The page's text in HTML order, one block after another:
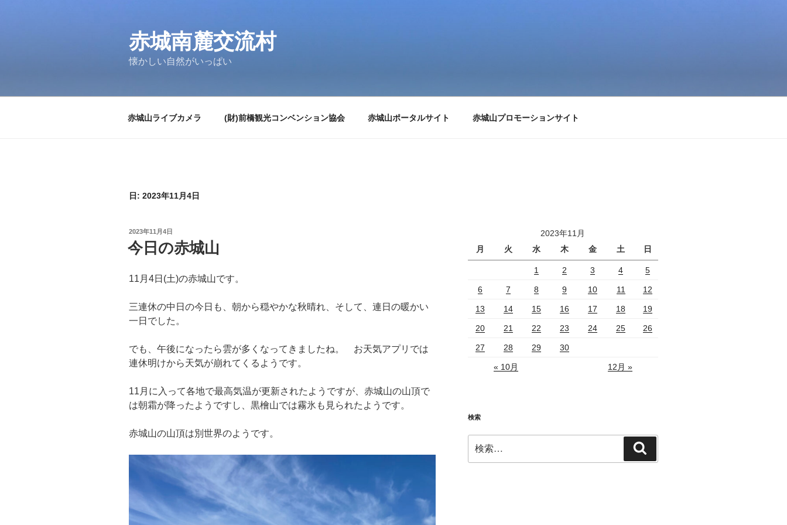
赤城南麓交流村
懐かしい自然がいっぱい
赤城山ライブカメラ (財)前橋観光コンベンション協会 赤城山ポータルサイト 赤城山プロモーションサイト
日: 2023年11月4日
投
稿
日:
2023年11月4日
今日の赤城山
11月4日(土)の赤城山です。
三連休の中日の今日も、朝から穏やかな秋晴れ、そして、連日の暖かい
一日でした。
でも、午後になったら雲が多くなってきましたね。 お天気アプリでは
連休明けから天気が崩れてくるようです。
11月に入って各地で最高気温が更新されたようですが、赤城山の山頂で
は朝霜が降ったようですし、黒檜山では霧氷も見られたようです。
赤城山の山頂は別世界のようです。
2023年11月
月
火 水 木 金 土 日
1 2 3 4 5
6 7 8 9 10 11 12
13 14 15 16 17 18 19
20 21 22 23 24 25 26
27 28 29 30
« 10月 12月 »
検索
索:
索